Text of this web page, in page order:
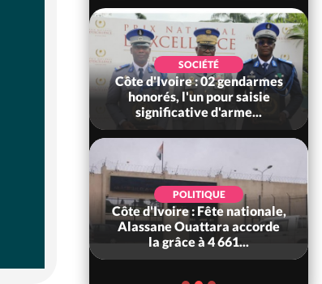
SOCIÉTÉ
Côte d'Ivoire : 02 gendarmes
honorés, l'un pour saisie
significative d'arme...
POLITIQUE
Côte d'Ivoire : Fête nationale,
Alassane Ouattara accorde
la grâce à 4 661...